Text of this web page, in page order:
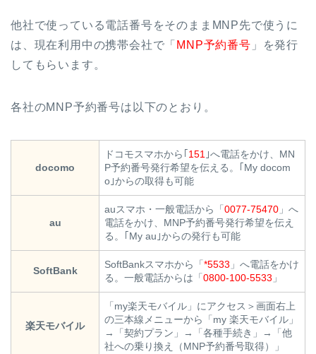
他社で使っている電話番号をそのままMNP先で使うに
は、現在利用中の携帯会社で「 MNP予約番号 」を発行
してもらいます。
各社のMNP予約番号は以下のとおり。
docomo
ドコモスマホから｢ 151 ｣へ電話をかけ、MN
P予約番号発行希望を伝える。｢My docom
o｣からの取得も可能
au
auスマホ・一般電話から「 0077-75470 」へ
電話をかけ、MNP予約番号発行希望を伝え
る。｢My au｣からの発行も可能
SoftBank
SoftBankスマホから「 *5533 」へ電話をかけ
る。一般電話からは「 0800-100-5533 」
楽天モバイル
「my楽天モバイル」にアクセス＞画面右上
の三本線メニューから「my 楽天モバイル」
→「契約プラン」→「各種手続き」→「他
社への乗り換え（MNP予約番号取得）」